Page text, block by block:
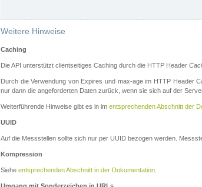
Weitere Hinweise
Caching
Die API unterstützt clientseitiges Caching durch die HTTP Header
Durch die Verwendung von Expires und max-age im HTTP Header
nur dann die angeforderten Daten zurück, wenn sie sich auf der
Weiterführende Hinweise gibt es in im entsprechenden Abschnitt der
UUID
Auf die Messstellen sollte sich nur per UUID bezogen werden.
Kompression
Siehe entsprechenden Abschnitt in der Dokumentation.